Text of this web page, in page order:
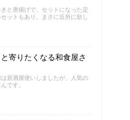
と唐揚げで、セットになった定
ットもあり。まさに近所に欲し
寄りたくなる和食屋さ
居酒屋使いしましたが、人気の
です。